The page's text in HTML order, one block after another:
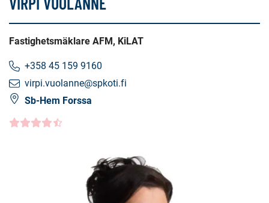
Fastighetsmäklare AFM, KiLAT
+358 45 159 9160
virpi.vuolanne@spkoti.fi
Sb-Hem Forssa
Kundbetyg